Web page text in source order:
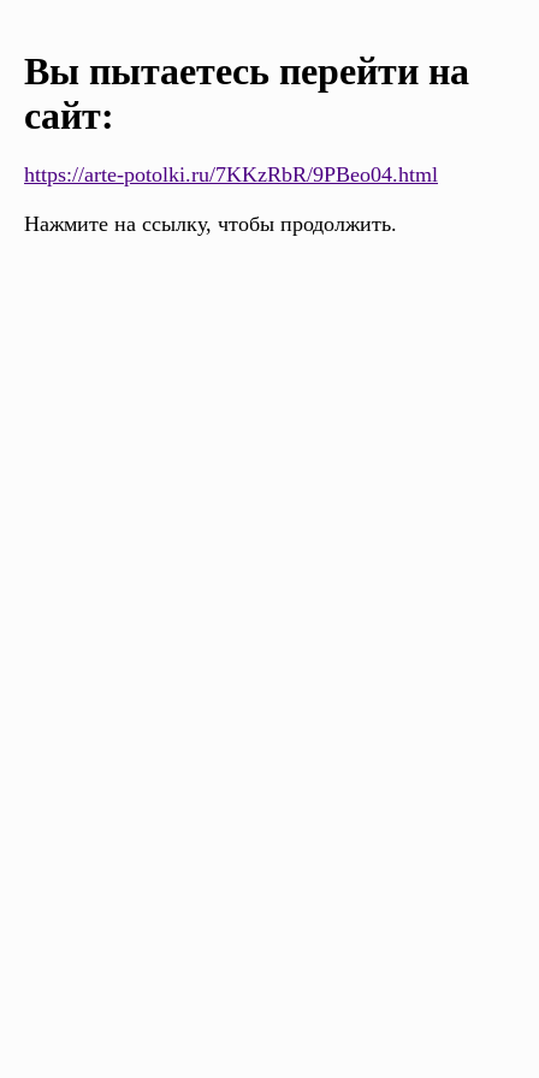
Вы пытаетесь перейти на
сайт:
https://arte-potolki.ru/7KKzRbR/9PBeo04.html
Нажмите на ссылку, чтобы продолжить.